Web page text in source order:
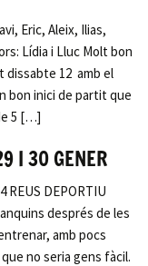
Eric, Aleix, Ilias,
Lídia i Lluc Molt bon
dissabte 12 amb el
bon inici de partit que
5 […]
I 30 GENER
REUS DEPORTIU
després de les
amb pocs
no seria gens fàcil.